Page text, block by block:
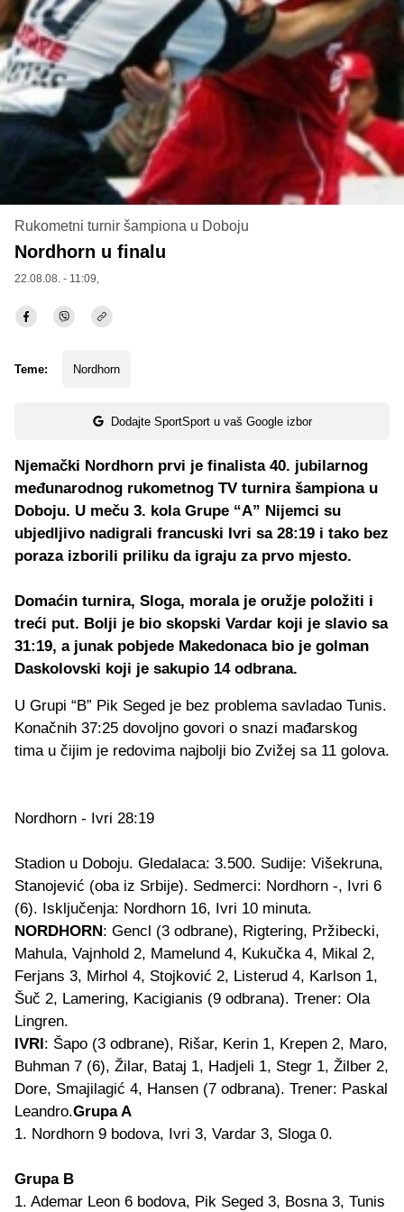
Rukometni turnir šampiona u Doboju
Nordhorn u finalu
22.08.08. - 11:09,
Teme: Nordhorn
Dodajte SportSport u vaš Google izbor
Njemački Nordhorn prvi je finalista 40. jubilarnog
međunarodnog rukometnog TV turnira šampiona u
Doboju. U meču 3. kola Grupe “A” Nijemci su
ubjedljivo nadigrali francuski Ivri sa 28:19 i tako bez
poraza izborili priliku da igraju za prvo mjesto.
Domaćin turnira, Sloga, morala je oružje položiti i
treći put. Bolji je bio skopski Vardar koji je slavio sa
31:19, a junak pobjede Makedonaca bio je golman
Daskolovski koji je sakupio 14 odbrana.
U Grupi “B” Pik Seged je bez problema savladao Tunis.
Konačnih 37:25 dovoljno govori o snazi mađarskog
tima u čijim je redovima najbolji bio Zvižej sa 11 golova.
Nordhorn - Ivri 28:19
Stadion u Doboju. Gledalaca: 3.500. Sudije: Višekruna,
Stanojević (oba iz Srbije). Sedmerci: Nordhorn -, Ivri 6
(6). Isključenja: Nordhorn 16, Ivri 10 minuta.
NORDHORN: Gencl (3 odbrane), Rigtering, Pržibecki,
Mahula, Vajnhold 2, Mamelund 4, Kukučka 4, Mikal 2,
Ferjans 3, Mirhol 4, Stojković 2, Listerud 4, Karlson 1,
Šuč 2, Lamering, Kacigianis (9 odbrana). Trener: Ola
Lingren.
IVRI: Šapo (3 odbrane), Rišar, Kerin 1, Krepen 2, Maro,
Buhman 7 (6), Žilar, Bataj 1, Hadjeli 1, Stegr 1, Žilber 2,
Dore, Smajilagić 4, Hansen (7 odbrana). Trener: Paskal
Leandro.Grupa A
1. Nordhorn 9 bodova, Ivri 3, Vardar 3, Sloga 0.
Grupa B
1. Ademar Leon 6 bodova, Pik Seged 3, Bosna 3, Tunis